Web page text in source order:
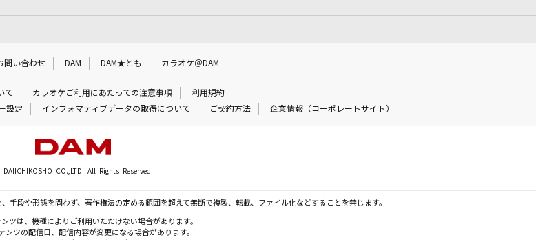
問い合わせ DAM DAM★とも カラオケ＠DAM
て カラオケご利用にあたっての注意事項
利用規約
設定 インフォマティブデータの取得について ご契約方法 企業情報（コーポレートサイト）
CO.,LTD. All Rights Reserved.
手段や形態を問わず、著作権法の定める範囲を超えて無断で複製、転載、ファイル化などすることを禁じます。
ツは、機種によりご利用いただけない場合があります。
ンツの配信日、配信内容が変更になる場合があります。